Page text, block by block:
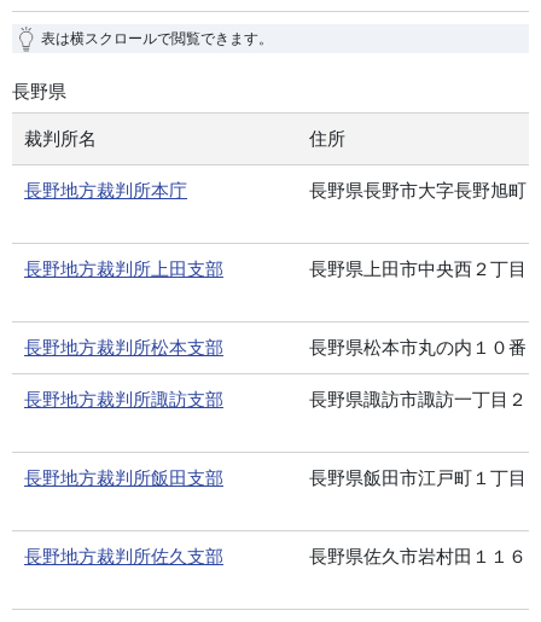
表は横スクロールで閲覧できます。
長野県
裁判所名 住所
長野地方裁判所本庁 長野県長野市大字長野旭町
長野地方裁判所上田支部 長野県上田市中央西２丁目
長野地方裁判所松本支部 長野県松本市丸の内１０番
長野地方裁判所諏訪支部 長野県諏訪市諏訪一丁目２
長野地方裁判所飯田支部 長野県飯田市江戸町１丁目
長野地方裁判所佐久支部 長野県佐久市岩村田１１６